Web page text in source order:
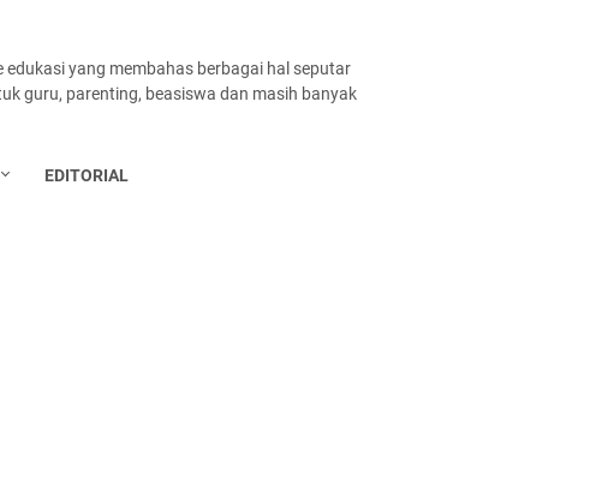
yang membahas berbagai hal seputar
guru, parenting, beasiswa dan masih banyak
EDITORIAL